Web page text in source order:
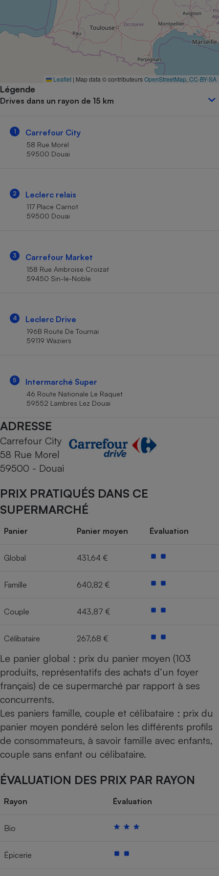
Leaflet | Map data © contributeursOpenStreetMap CC-BY-SA
Légende
Drives dans un rayon de 15 km
1 Carrefour City
58 Rue Morel
59500 Douai
2 Leclerc relais
117 Place Carnot
59500 Douai
3 Carrefour Market
158 Rue Ambroise Croizat
59450 Sin-le-Noble
4 Leclerc Drive
196B Route De Tournai
59119 Waziers
5 Intermarché Super
46 Route Nationale Le Raquet
59552 Lambres Lez Douai
ADRESSE
Carrefour City
58 Rue Morel
59500 - Douai
PRIX PRATIQUÉS DANS CE
SUPERMARCHÉ
Panier Panier moyen Évaluation
Global 431,64 €
Famille 640,82 €
Couple 443,87 €
Célibataire 267,68 €
Le panier global : prix du panier moyen (103
produits, représentatifs des achats d’un foyer
français) de ce supermarché par rapport à ses
concurrents.
Les paniers famille, couple et célibataire : prix du
panier moyen pondéré selon les différents profils
de consommateurs, à savoir famille avec enfants,
couple sans enfant ou célibataire.
ÉVALUATION DES PRIX PAR RAYON
Rayon Évaluation
Bio
Épicerie
Complément
alimentaire
Assurance emprunteur
Petit électroménager -
Cafetière à expressos
Robot ménager
Mutuelle